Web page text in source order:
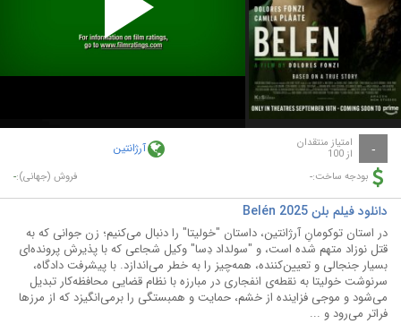
Play
Video
- امتیاز منتقدان
از 100 آرژانتین
بودجه ساخت:- فروش (جهانی):-
دانلود فیلم بلن Belén 2025
در استان توکومانِ آرژانتین، داستان "خولیتا" را دنبال می‌کنیم؛ زن جوانی که به
قتل نوزاد متهم شده است، و "سولداد دِسا" وکیل شجاعی که با پذیرش پرونده‌ای
بسیار جنجالی و تعیین‌کننده، همه‌چیز را به خطر می‌اندازد. با پیشرفت دادگاه،
سرنوشت خولیتا به نقطه‌ی انفجاری در مبارزه با نظام قضایی محافظه‌کار تبدیل
می‌شود و موجی فزاینده از خشم، حمایت و همبستگی را برمی‌انگیزد که از مرزها
فراتر می‌رود و ...